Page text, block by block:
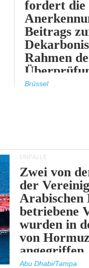
fordert die
Beitrags
Rahmen
ETS.
Brüssel
UNFÄLLE
Zwei von
der
Arabischen
betriebene
wurden in
von
angegriffen.
Abu Dhabi/Tampa